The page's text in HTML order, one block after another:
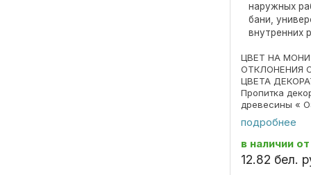
наружных
бани,
внутренних
ЦВЕТ НА
ОТКЛОНЕНИЯ
ЦВЕТА
Пропитка
древесины «
Пропитка
декоративной
подробнее
в наличии от
12.82 бел.